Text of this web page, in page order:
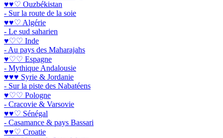
♥♥♡ Ouzbékistan
- Sur la route de la soie
♥♥♡ Algérie
- Le sud saharien
♥♡♡ Inde
- Au pays des Maharajahs
♥♡♡ Espagne
- Mythique Andalousie
♥♥♥ Syrie & Jordanie
- Sur la piste des Nabatéens
♥♡♡ Pologne
- Cracovie & Varsovie
♥♥♡ Sénégal
- Casamance & pays Bassari
♥♥♡ Croatie